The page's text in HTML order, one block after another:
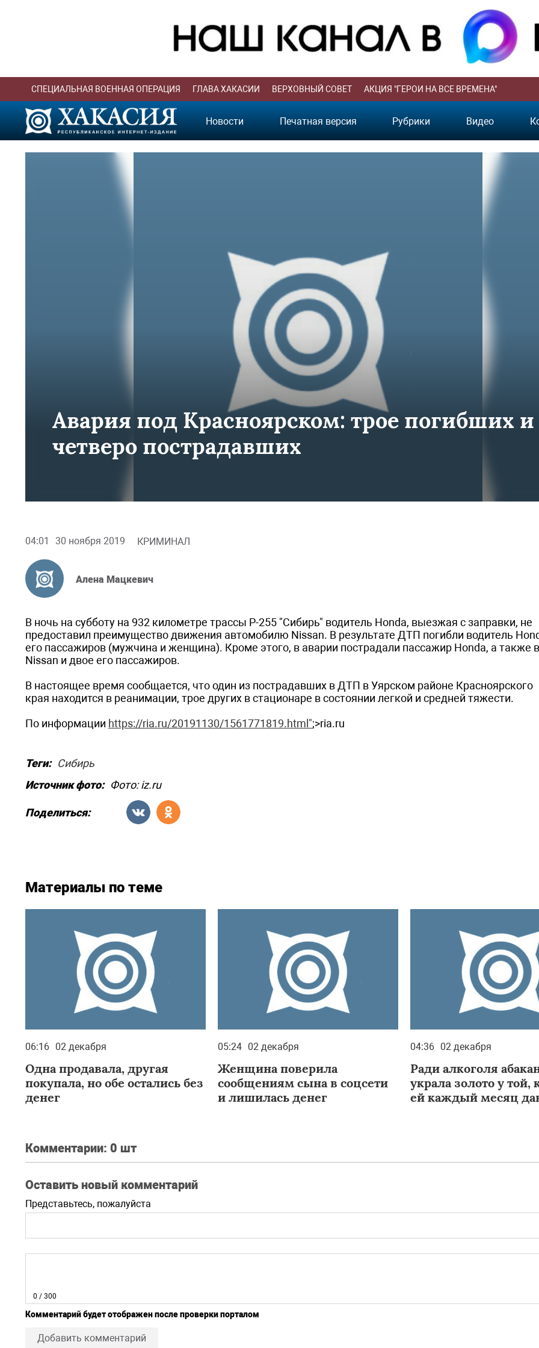
СПЕЦИАЛЬНАЯ ВОЕННАЯ ОПЕРАЦИЯ ГЛАВА ХАКАСИИ ВЕРХОВНЫЙ СОВЕТ АКЦИЯ "ГЕРОИ НА ВСЕ ВРЕМЕНА"
Новости Печатная версия Рубрики Видео
Авария под Красноярском: трое погибших и
четверо пострадавших
04:01 30 ноября 2019 КРИМИНАЛ
Алена Мацкевич
В ночь на субботу на 932 километре трассы Р-255 "Сибирь" водитель Honda, выезжая с заправки, не
предоставил преимущество движения автомобилю Nissan. В результате ДТП погибли водитель
его пассажиров (мужчина и женщина). Кроме этого, в аварии пострадали пассажир Honda, а также
Nissan и двое его пассажиров.
В настоящее время сообщается, что один из пострадавших в ДТП в Уярском районе Красноярского
края находится в реанимации, трое других в стационаре в состоянии легкой и средней тяжести.
По информации https://ria.ru/20191130/1561771819.html";>ria.ru
Теги: Сибирь
Источник фото: Фото: iz.ru
Поделиться:
Материалы по теме
06:16 02 декабря
Одна продавала, другая
покупала, но обе остались без
денег
05:24 02 декабря
Женщина поверила
сообщениям сына в соцсети
и лишилась денег
04:36 02 декабря
Ради алкоголя
украла золото у той,
ей каждый месяц
Комментарии: 0 шт
Оставить новый комментарий
Представьтесь, пожалуйста
0 / 300
Комментарий будет отображен после проверки порталом
Добавить комментарий